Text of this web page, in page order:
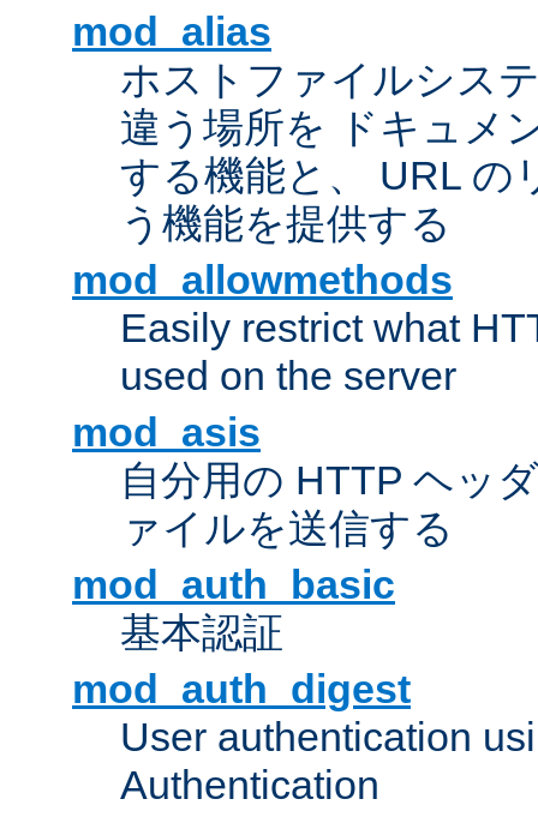
mod_alias
ホストファイルシス
違う場所を ドキュメ
する機能と、 URL の
う機能を提供する
mod_allowmethods
Easily restrict what
used on the server
mod_asis
自分用の HTTP ヘッ
ァイルを送信する
mod_auth_basic
基本認証
mod_auth_digest
User authentication
Authentication